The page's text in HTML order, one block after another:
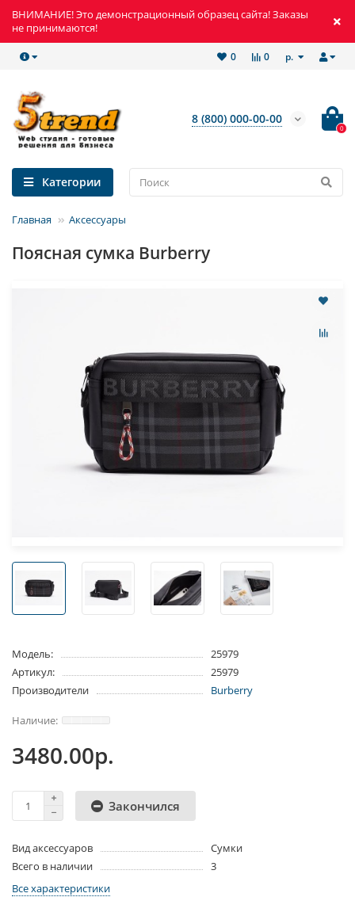
ВНИМАНИЕ! Это демонстрационный образец сайта! Заказы
не принимаются!
р.
0
0
8 (800) 000-00-00
0
Категории
Главная Аксессуары
Поясная сумка Burberry
Модель:
25979
Артикул:
25979
Производители
Burberry
3480.00р.
Закончился
Вид аксессуаров
Сумки
Всего в наличии
3
Все характеристики